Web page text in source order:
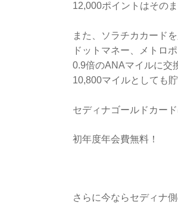
12,000ポイントはその
また、ソラチカカード
ドットマネー、メトロ
0.9倍のANAマイルに交
10,800マイルとしても
セディナゴールドカー
初年度年会費無料！
さらに今ならセディナ